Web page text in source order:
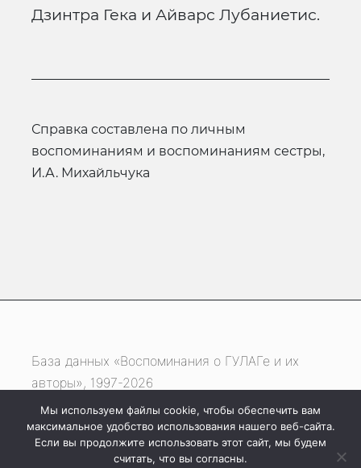
Дзинтра Гека и Айварс Лубаниетис.
справка составлена по личным
воспоминаниям и воспоминаниям сестры,
И.А. Михайльчука
База данных «Воспоминания о ГУЛАГе и их
авторы», 1997-2026
Если вы нашли ошибку, выделите фрагмент
текста и нажмите одновременно
клавиши Ctrl
Мы используем файлы cookie, чтобы обеспечить вам
максимальное удобство использования нашего веб-сайта.
Если вы продолжите использовать этот сайт, мы будем
считать, что вы согласны.